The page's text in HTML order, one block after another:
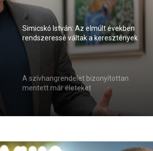
Simicskó István: Az elmúlt években
rendszeressé váltak a keresztények
elleni agresszív megnyilvánulások
A szívhangrendelet bizonyítottan
mentett már életeket